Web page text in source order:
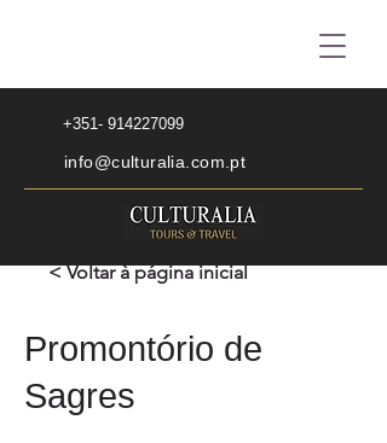
+351- 914227099
info@culturalia.com.pt
< Voltar à página inicial
Promontório de
Sagres